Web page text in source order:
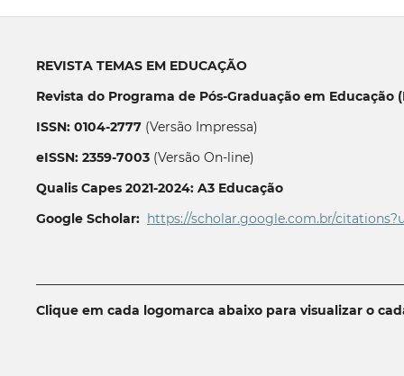
REVISTA TEMAS EM EDUCAÇÃO
Revista do Programa de Pós-Graduação em Educação
ISSN: 0104-2777(Versão Impressa)
eISSN: 2359-7003(Versão On-line)
Qualis Capes 2021-2024: A3 Educação
Google Scholar: https://scholar.google.com.br/
Clique em cada logomarca abaixo para visualizar o